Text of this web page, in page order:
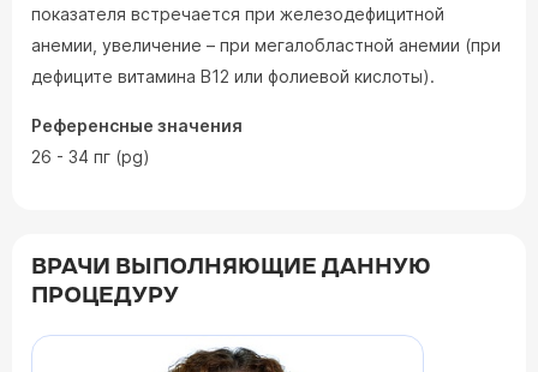
показателя встречается при железодефицитной
анемии, увеличение – при мегалобластной анемии (при
дефиците витамина В12 или фолиевой кислоты).
Референсные значения
26 - 34 пг (pg)
ВРАЧИ ВЫПОЛНЯЮЩИЕ ДАННУЮ
ПРОЦЕДУРУ